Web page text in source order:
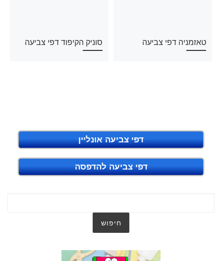
טאזמניה דפי צביעה סוניק הקיפוד דפי צביעה
דפי צביעה אונליין
דפי צביעה להדפסה